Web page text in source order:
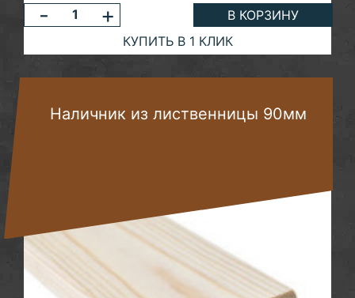
- +
В КОРЗИНУ
КУПИТЬ В 1 КЛИК
Наличник из лиственницы 90мм